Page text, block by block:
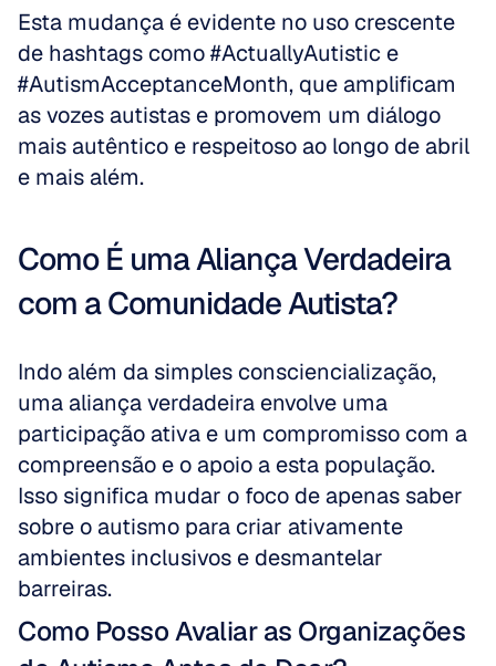
Esta mudança é evidente no uso crescente
de hashtags como #ActuallyAutistic e
#AutismAcceptanceMonth, que amplificam
as vozes autistas e promovem um diálogo
mais autêntico e respeitoso ao longo de abril
e mais além.
Como É uma Aliança Verdadeira
com a Comunidade Autista?
Indo além da simples consciencialização,
uma aliança verdadeira envolve uma
participação ativa e um compromisso com a
compreensão e o apoio a esta população.
Isso significa mudar o foco de apenas saber
sobre o autismo para criar ativamente
ambientes inclusivos e desmantelar
barreiras.
Como Posso Avaliar as Organizações